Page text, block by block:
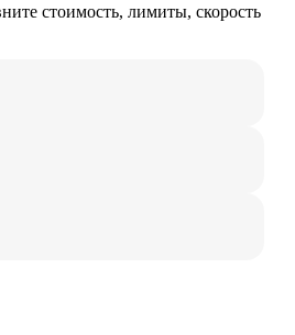
стоимость, лимиты, скорость